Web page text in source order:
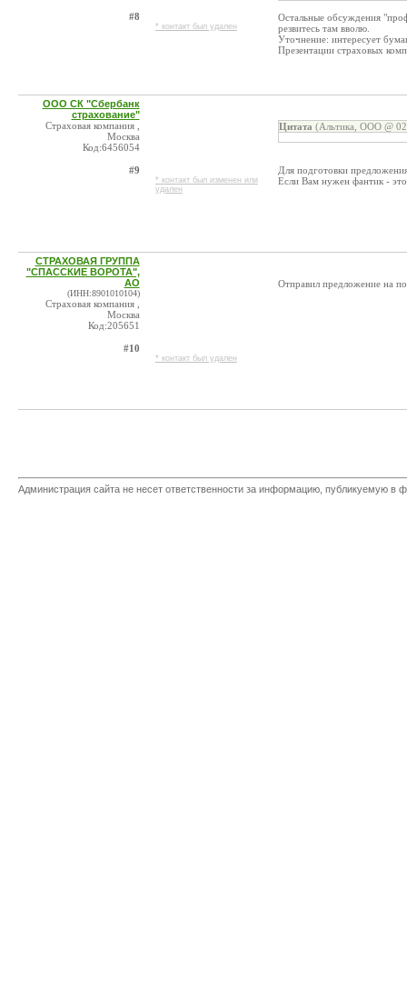
#8
* контакт был удален
Остальные обсуждения
резвитесь там вволю.
Уточнение: интересует
Презентации страховых
ООО СК "Сбербанк
страхование"
Страховая компания ,
Москва
Код:6456054
#9
* контакт был изменен или
удален
Цитата (Альтика, ООО @
Для подготовки
Если Вам нужен фантик -
СТРАХОВАЯ ГРУППА
"СПАССКИЕ ВОРОТА",
АО
(ИНН:8901010104)
Страховая компания ,
Москва
Код:205651
#10
* контакт был удален
Отправил предложение на
Администрация сайта не несет ответственности за информацию, публикуемую